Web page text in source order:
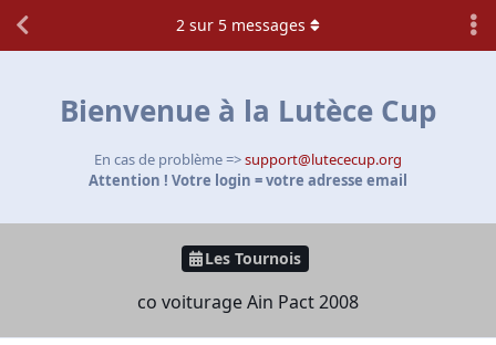
Bienvenue à la Lutèce Cup
En cas de problème =>support@lutececup.org
Attention ! Votre login = votre adresse email
Les Tournois
co voiturage Ain Pact 2008
2 sur 5 messages